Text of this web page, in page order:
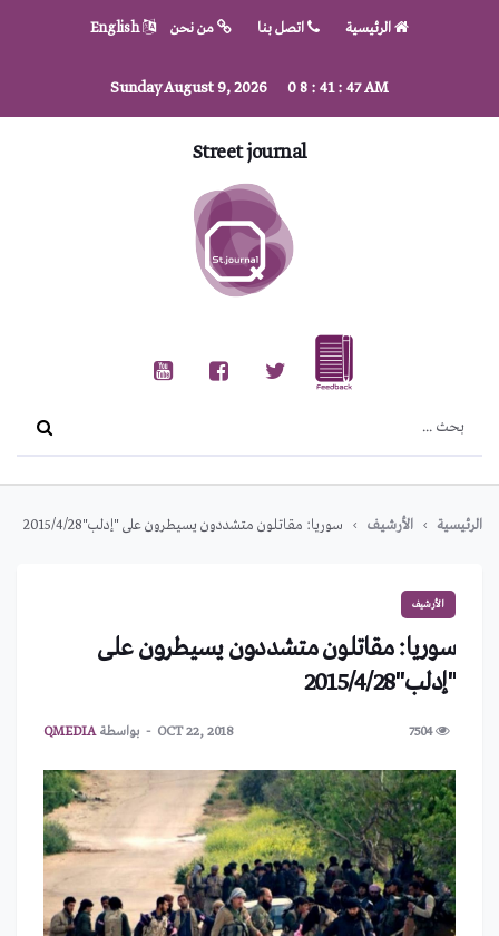
الرئيسية اتصل بنا من نحن English
Sunday August 9, 2026 08 : 41: 47AM
Street journal
الرئيسية الأرشيف سوريا: مقاتلون متشددون يسيطرون على "إدلب"2015/4/28
الأرشيف
سوريا: مقاتلون متشددون يسيطرون على
"إدلب"2015/4/28
7504
OCT 22, 2018 بواسطةQMEDIA